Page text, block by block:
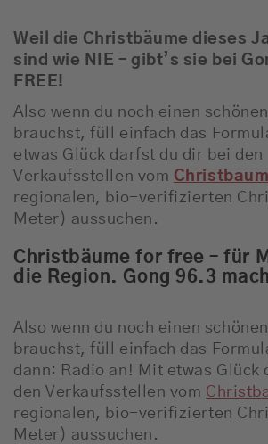
Werbung
Musik
Weil die Christbäume dieses
sind wie NIE – gibt’s sie bei
FREE!
Also wenn du noch einen
brauchst, füll einfach das
etwas Glück darfst du dir bei den
Verkaufsstellen vom
regionalen, bio-verifizierten
Meter) aussuchen.
Christbäume for free – für
die Region. Gong 96.3
Also wenn du noch einen
brauchst, füll einfach das
dann: Radio an! Mit etwas Glück
den Verkaufsstellen vom
regionalen, bio-verifizierten
Meter) aussuchen.